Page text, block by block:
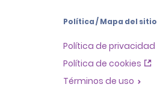
Política / Mapa del sitio
Política de privacidad
Política de cookies
Términos de uso